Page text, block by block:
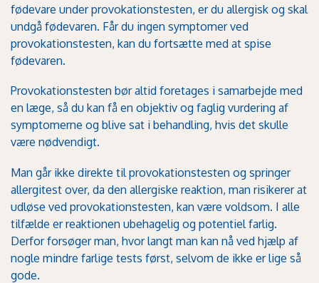
fødevare under provokationstesten, er du allergisk og skal
undgå fødevaren. Får du ingen symptomer ved
provokationstesten, kan du fortsætte med at spise
fødevaren.
Provokationstesten bør altid foretages i samarbejde med
en læge, så du kan få en objektiv og faglig vurdering af
symptomerne og blive sat i behandling, hvis det skulle
være nødvendigt.
Man går ikke direkte til provokationstesten og springer
allergitest over, da den allergiske reaktion, man risikerer at
udløse ved provokationstesten, kan være voldsom. I alle
tilfælde er reaktionen ubehagelig og potentiel farlig.
Derfor forsøger man, hvor langt man kan nå ved hjælp af
nogle mindre farlige tests først, selvom de ikke er lige så
gode.